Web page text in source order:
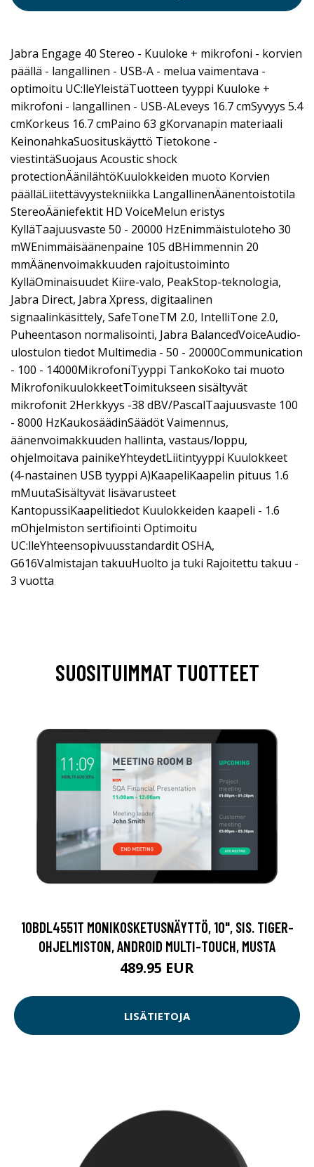
Jabra Engage 40 Stereo - Kuuloke + mikrofoni - korvien
päällä - langallinen - USB-A - melua vaimentava -
optimoitu UC:lleYleistäTuotteen tyyppi Kuuloke +
mikrofoni - langallinen - USB-ALeveys 16.7 cmSyvyys 5.4
cmKorkeus 16.7 cmPaino 63 gKorvanapin materiaali
KeinonahkaSuosituskäyttö Tietokone -
viestintäSuojaus Acoustic shock
protectionÄänilähtöKuulokkeiden muoto Korvien
päälläLiitettävyystekniikka LangallinenÄänentoistotila
StereoÄäniefektit HD VoiceMelun eristys
KylläTaajuusvaste 50 - 20000 HzEnimmäistuloteho 30
mWEnimmäisäänenpaine 105 dBHimmennin 20
mmÄänenvoimakkuuden rajoitustoiminto
KylläOminaisuudet Kiire-valo, PeakStop-teknologia,
Jabra Direct, Jabra Xpress, digitaalinen
signaalinkäsittely, SafeToneTM 2.0, IntelliTone 2.0,
Puheentason normalisointi, Jabra BalancedVoiceAudio-
ulostulon tiedot Multimedia - 50 - 20000Communication
- 100 - 14000MikrofoniTyyppi TankoKoko tai muoto
MikrofonikuulokkeetToimitukseen sisältyvät
mikrofonit 2Herkkyys -38 dBV/PascalTaajuusvaste 100
- 8000 HzKaukosäädinSäädöt Vaimennus,
äänenvoimakkuuden hallinta, vastaus/loppu,
ohjelmoitava painikeYhteydetLiitintyyppi Kuulokkeet
(4-nastainen USB tyyppi A)KaapeliKaapelin pituus 1.6
mMuutaSisältyvät lisävarusteet
KantopussiKaapelitiedot Kuulokkeiden kaapeli - 1.6
mOhjelmiston sertifiointi Optimoitu
UC:lleYhteensopivuusstandardit OSHA,
G616Valmistajan takuuHuolto ja tuki Rajoitettu takuu -
3 vuotta
SUOSITUIMMAT TUOTTEET
10BDL4551T MONIKOSKETUSNÄYTTÖ, 10", SIS. TIGER-
OHJELMISTON, ANDROID MULTI-TOUCH, MUSTA
489.95 EUR
LISÄTIETOJA